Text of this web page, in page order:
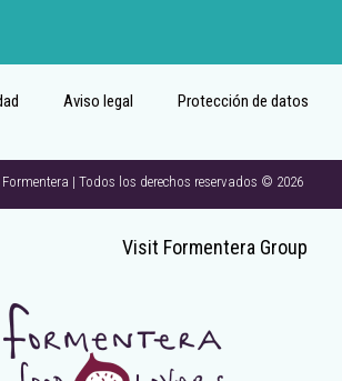
Aviso legal Protección de datos
| Todos los derechos reservados © 2026
Visit Formentera Group